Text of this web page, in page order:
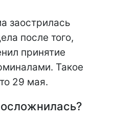
заострилась
после того,
принятие
Такое
29 мая.